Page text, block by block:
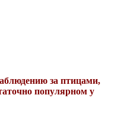
за птицами,
популярном у